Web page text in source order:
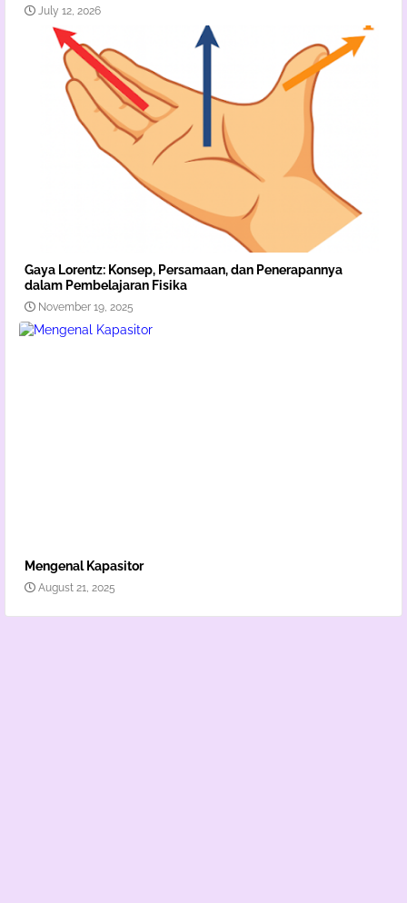
July 12, 2026
Gaya Lorentz: Konsep, Persamaan, dan Penerapannya
dalam Pembelajaran Fisika
November 19, 2025
Mengenal Kapasitor
August 21, 2025